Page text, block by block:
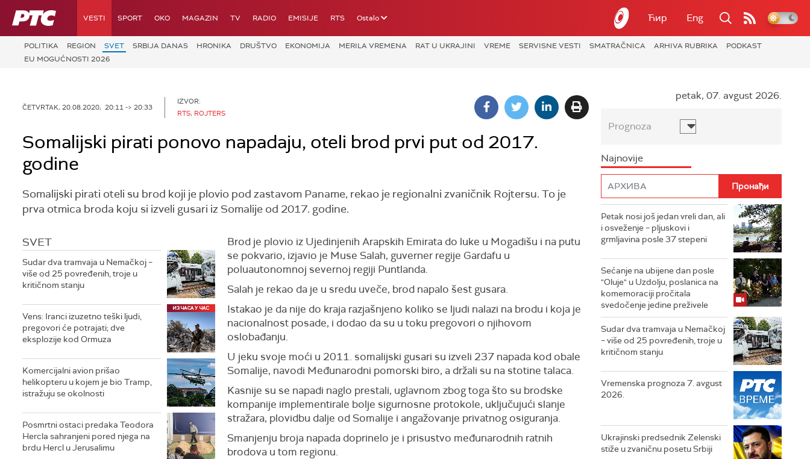
RTS VESTI SPORT OKO MAGAZIN TV RADIO EMISIJE RTS Ostalo Ћир Eng
POLITIKA REGION SVET SRBIJA DANAS HRONIKA DRUŠTVO EKONOMIJA MERILA VREMENA RAT U UKRAJINI VREME SERVISNE VESTI SMATRAČNICA ARHIVA RUBRIKA
PODKAST
EU MOGUĆNOSTI 2026
ČETVRTAK, 20.08.2020, 20:11 -> 20:33
IZVOR:
RTS, ROJTERS
Somalijski pirati ponovo napadaju, oteli brod prvi put od 2017.
godine
Somalijski pirati oteli su brod koji je plovio pod zastavom Paname, rekao je regionalni zvaničnik Rojtersu. To je
prva otmica broda koju si izveli gusari iz Somalije od 2017. godine.
SVET
Sudar dva tramvaja u Nemačkoj –
više od 25 povređenih, troje u
kritičnom stanju
Vens: Iranci izuzetno teški ljudi,
pregovori će potrajati; dve
eksplozije kod Ormuza
Komercijalni avion prišao
helikopteru u kojem je bio Tramp,
istražuju se okolnosti
Posmrtni ostaci predaka Teodora
Hercla sahranjeni pored njega na
brdu Hercl u Jerusalimu
Brod je plovio iz Ujedinjenih Arapskih Emirata do luke u Mogadišu i na putu
se pokvario, izjavio je Muse Salah, guverner regije Gardafu u
poluautonomnoj severnoj regiji Puntlanda.
Salah je rekao da je u sredu uveče, brod napalo šest gusara.
Istakao je da nije do kraja razjašnjeno koliko se ljudi nalazi na brodu i koja je
nacionalnost posade, i dodao da su u toku pregovori o njihovom
oslobađanju.
U jeku svoje moći u 2011. somalijski gusari su izveli 237 napada kod obale
Somalije, navodi Međunarodni pomorski biro, a držali su na stotine talaca.
Kasnije su se napadi naglo prestali, uglavnom zbog toga što su brodske
kompanije implementirale bolje sigurnosne protokole, uključujući slanje
stražara, plovidbu dalje od Somalije i angažovanje privatnog osiguranja.
Smanjenju broja napada doprinelo je i prisustvo međunarodnih ratnih
brodova u tom regionu.
petak, 07. avgust 2026.
Prognoza
Najnovije
Petak nosi još jedan vreli dan, ali
i osveženje – pljuskovi i
grmljavina posle 37 stepeni
Sećanje na ubijene dan posle
"Oluje" u Uzdolju, poslanica na
komemoraciji pročitala
svedočenje jedine preživele
Sudar dva tramvaja u Nemačkoj
– više od 25 povređenih, troje u
kritičnom stanju
Vremenska prognoza 7. avgust
2026.
Ukrajinski predsednik Zelenski
stiže u zvaničnu posetu Srbiji